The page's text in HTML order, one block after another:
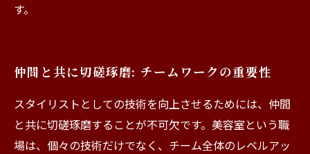
す。
仲間と共に切磋琢磨: チームワークの重要性
スタイリストとしての技術を向上させるためには、仲間
と共に切磋琢磨することが不可欠です。美容室という職
場は、個々の技術だけでなく、チーム全体のレベルアッ